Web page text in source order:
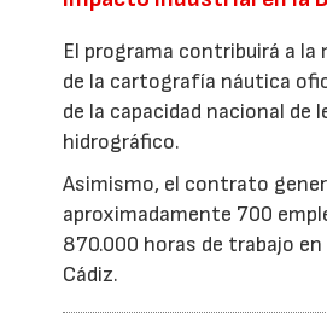
El programa contribuirá a la
de la cartografía náutica
de la capacidad nacional de
hidrográfico.
Asimismo, el contrato
aproximadamente 700
870.000 horas de trabajo en
Cádiz.